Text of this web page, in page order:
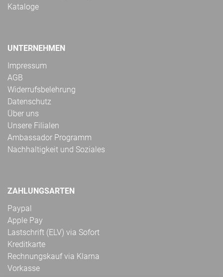
Kataloge
UNTERNEHMEN
Impressum
AGB
Widerrufsbelehrung
Datenschutz
Über uns
Unsere Filialen
Ambassador Programm
Nachhaltigkeit und Soziales
ZAHLUNGSARTEN
Paypal
Apple Pay
Lastschrift (ELV) via Sofort
Kreditkarte
Rechnungskauf via Klarna
Vorkasse